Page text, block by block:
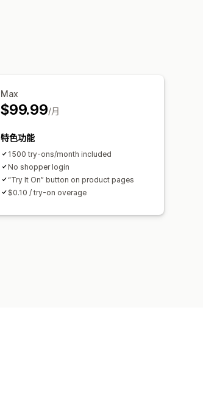
Max
$99.99/月
特色功能
1500 try-ons/month included
No shopper login
“Try It On” button on product pages
$0.10 / try-on overage